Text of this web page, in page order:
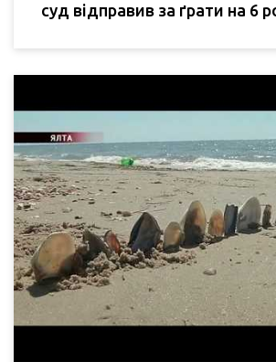
суд відправив за ґрати на 6